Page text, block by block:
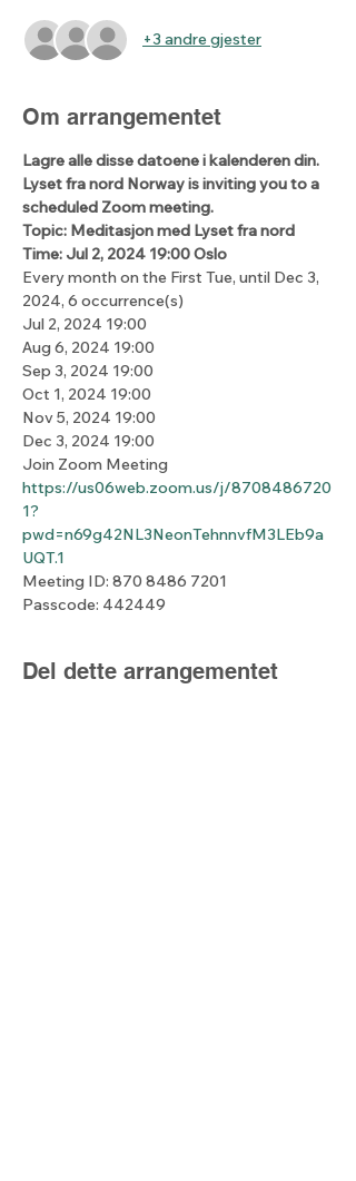
+3 andre gjester
Om arrangementet
Lagre alle disse datoene i kalenderen din.
Lyset fra nord Norway is inviting you to a
scheduled Zoom meeting.
Topic: Meditasjon med Lyset fra nord
Time: Jul 2, 2024 19:00 Oslo
Every month on the First Tue, until Dec 3,
2024, 6 occurrence(s)
Jul 2, 2024 19:00
Aug 6, 2024 19:00
Sep 3, 2024 19:00
Oct 1, 2024 19:00
Nov 5, 2024 19:00
Dec 3, 2024 19:00
Join Zoom Meeting
https://us06web.zoom.us/j/8708486720
1?
pwd=n69g42NL3NeonTehnnvfM3LEb9a
UQT.1
Meeting ID: 870 8486 7201
Passcode: 442449
Del dette arrangementet